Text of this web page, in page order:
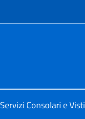
Servizi Consolari e Visti